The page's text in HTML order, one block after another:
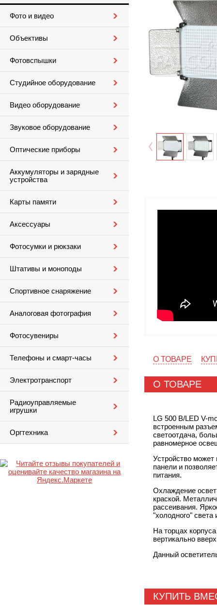
Фото и видео
Объективы
Фотовспышки
Студийное оборудование
Видео оборудование
Звуковое оборудование
Оптические приборы
Аккумуляторы и зарядные
устройства
Карты памяти
Аксессуары
Фотосумки и рюкзаки
Штативы и моноподы
Спортивное снаряжение
Аналоговая фотография
Фотосувениры
Телефоны и смарт-часы
Электротранспорт
Радиоуправляемые
игрушки
Оргтехника
О ТОВАРЕ
О ТОВАРЕ
LG 500 B/LED V-
встроенным
светоотдача,
равномерное
Устройство может
панели и
питания.
Охлаждение
краской.
рассеивания.
"холодного" света
На торцах
вертикально
Данный
КУПИТЬ